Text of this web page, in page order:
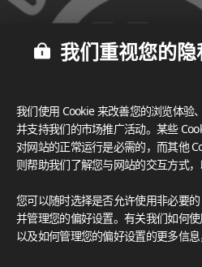
What These
灵感画廊
我们重视您的隐
我们使用 Cookie 来改善您的浏览体验
并支持我们的市场推广活动。某些
对网站的正常运行是必需的，而其他
则帮助我们了解您与网站的交互方式，
您可以随时选择是否允许使用非必要的
并管理您的偏好设置。有关我们如何使
以及如何管理您的偏好设置的更多信